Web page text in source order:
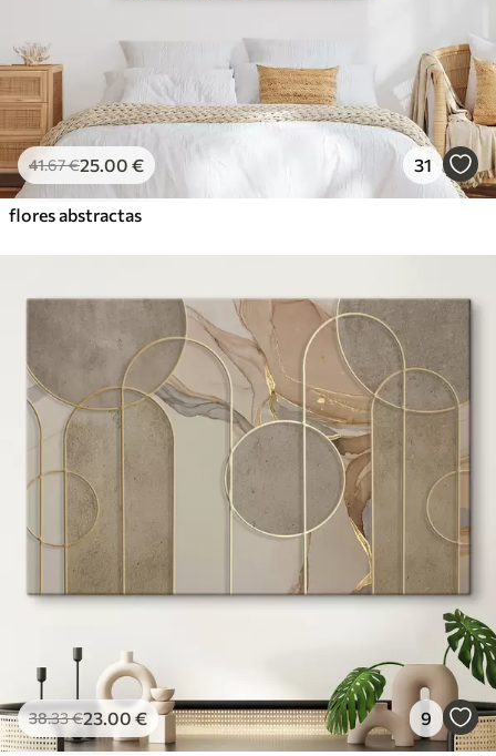
41.67€25.00 € 31
flores abstractas
38.33€23.00 € 9